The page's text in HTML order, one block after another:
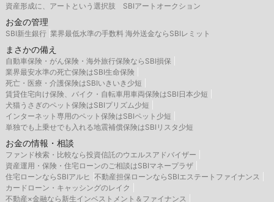
資産形成に、アートという選択肢 SBIアートオークション
お金の管理
SBI新生銀行 業界最低水準の手数料 海外送金ならSBIレミット
まさかの備え
自動車保険・がん保険・海外旅行保険ならSBI損保
業界最安水準の死亡保険はSBI生命保険
死亡・医療・介護保険はSBIいきいき少短
賃貸住宅向け保険、バイク・自転車用車両保険はSBI日本少短
犬猫うさぎのペット保険はSBIプリズム少短
インターネット専用のペット保険はSBIペット少短
単独でも上乗せでも入れる地震補償保険はSBIリスタ少短
お金の情報・相談
ファンド検索・比較なら投資信託のウエルスアドバイザー
資産運用・保険・住宅ローンのご相談はSBIマネープラザ
住宅ローンならSBIアルヒ 不動産担保ローンならSBIエステートファイナンス
カードローン・キャッシングのレイク
不動産×金融なら新生インベストメント＆ファイナンス